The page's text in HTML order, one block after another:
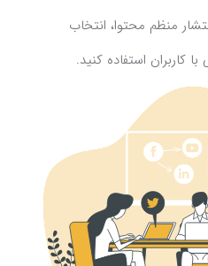
منظم محتوا، انتخاب
کاربران استفاده کنید.